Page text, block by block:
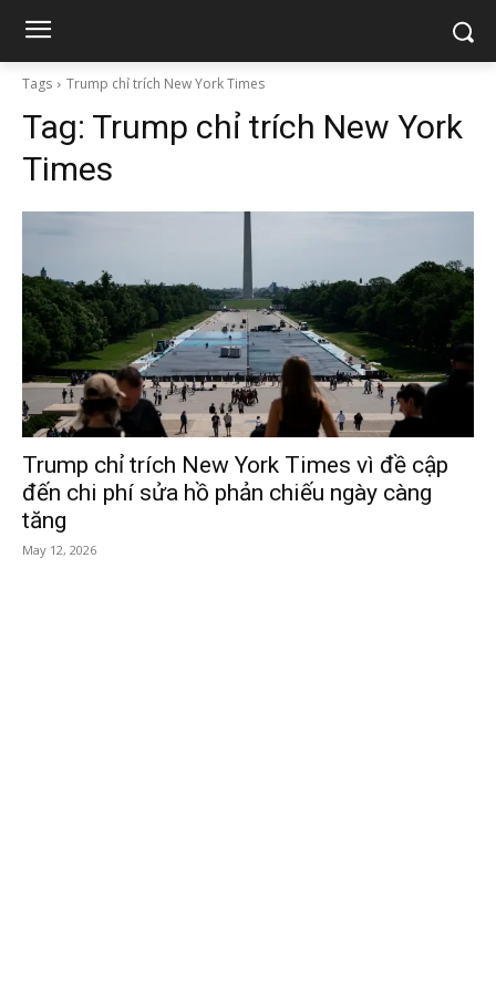
Tags Trump chỉ trích New York Times
Tag: Trump chỉ trích New York
Times
Trump chỉ trích New York Times vì đề cập
đến chi phí sửa hồ phản chiếu ngày càng
tăng
May 12, 2026